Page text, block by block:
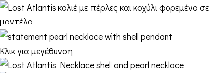
Κλικ για μεγέθυνση